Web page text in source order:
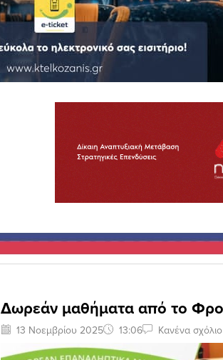
Δωρεάν μαθήματα από το
13 Νοεμβρίου 2025 13:06 Κανένα σχόλιο